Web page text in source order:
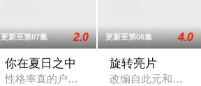
更新至第07集 2.0
你在夏日之中
性格率直的户田涉（奥智哉 饰）与校园
更新至第06集 4.0
旋转亮片
改编自此元和津也